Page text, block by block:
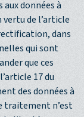
aux données à
de l’article
dans
qui sont
que ces
17 du
des données à
traitement n’est